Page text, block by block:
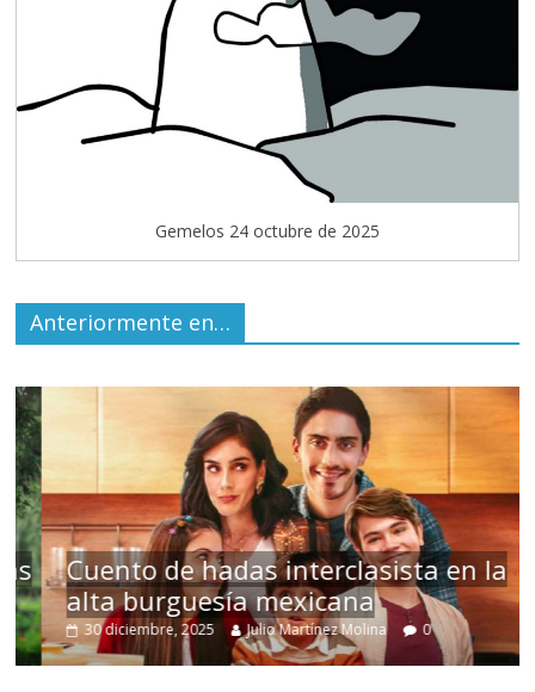
Gemelos 24 octubre de 2025
Anteriormente en…
Cuento de hadas interclasista en la
alta burguesía mexicana
30 diciembre, 2025 Julio Martínez Molina 0